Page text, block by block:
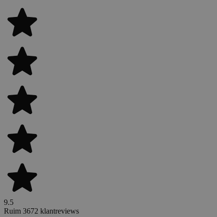
9.5
Ruim 3672 klantreviews